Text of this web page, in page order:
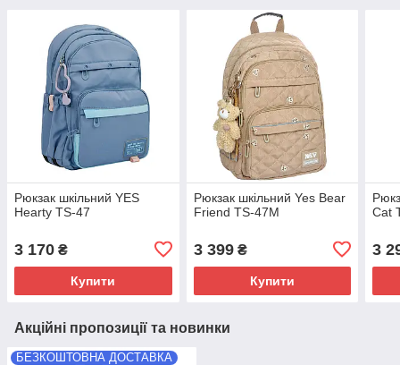
Рюкзак шкільний YES
Hearty TS-47
3 170 ₴
Купити
Рюкзак шкільний Yes Bear
Friend TS-47M
3 399₴
Купити
Cat
3
Акційні пропозиції та новинки
БЕЗКОШТОВНА ДОСТАВКА